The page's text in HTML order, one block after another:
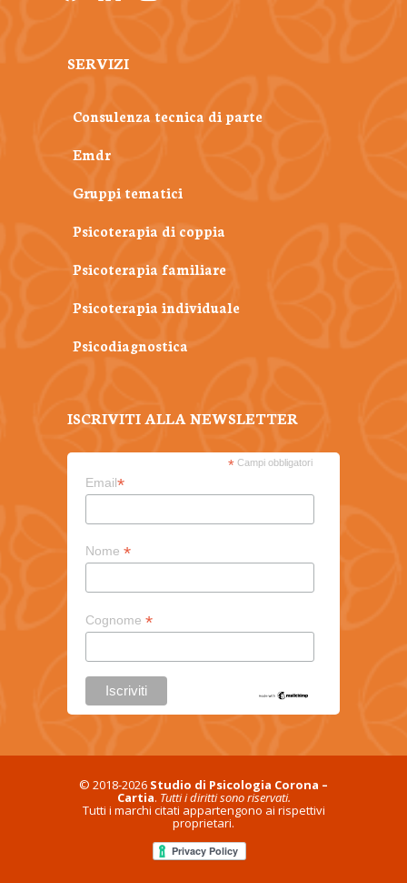
SERVIZI
Consulenza tecnica di parte
Emdr
Gruppi tematici
Psicoterapia di coppia
Psicoterapia familiare
Psicoterapia individuale
Psicodiagnostica
ISCRIVITI ALLA NEWSLETTER
*Campi obbligatori
Email*
Nome *
Cognome *
© 2018-2026 Studio di Psicologia Corona –
Cartia. Tutti i diritti sono riservati.
Tutti i marchi citati appartengono ai rispettivi
proprietari.